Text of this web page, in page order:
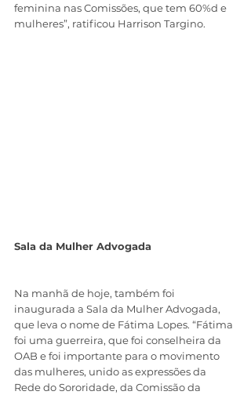
feminina nas Comissões, que tem 60%d e
mulheres”, ratificou Harrison Targino.
Sala da Mulher Advogada
Na manhã de hoje, também foi
inaugurada a Sala da Mulher Advogada,
que leva o nome de Fátima Lopes. “Fátima
foi uma guerreira, que foi conselheira da
OAB e foi importante para o movimento
das mulheres, unido as expressões da
Rede do Sororidade, da Comissão da